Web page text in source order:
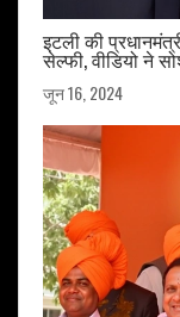
इटली की
सेल्फी, वीडियो ने
जून 16, 2024